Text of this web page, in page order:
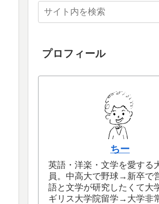
プロフィール
ちー
英語・洋楽・文学を愛する
員。中高大で野球→新卒で
語と文学が研究したくて大
ギリス大学院留学→大学非